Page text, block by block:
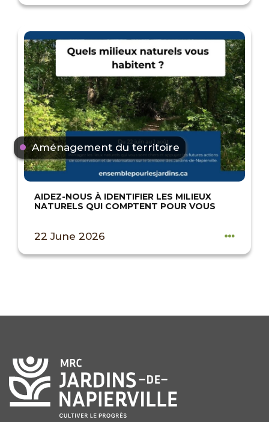
Aménagement du territoire
AIDEZ-NOUS À IDENTIFIER LES MILIEUX
NATURELS QUI COMPTENT POUR VOUS
22 June 2026